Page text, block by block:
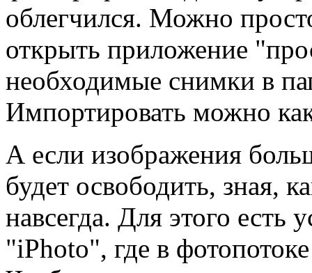
облегчился. Можно
открыть приложение
необходимые снимки в
Импортировать можно
А если изображения
будет освободить, зная,
навсегда. Для этого есть
"iPhoto", где в